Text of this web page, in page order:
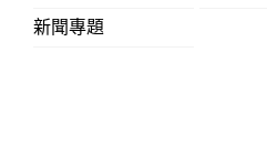
新聞專題